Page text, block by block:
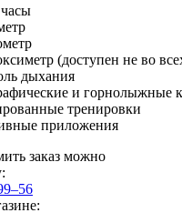
(доступен не во
дыхания
и горнолыжные
тренировки
приложения
заказ можно